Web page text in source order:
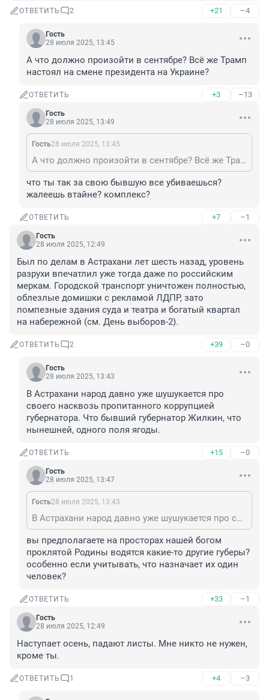
ОТВЕТИТЬ 2 +21 –4
Гость
28 июля 2025, 13:45
А что должно произойти в сентябре? Всё же Трамп
настоял на смене президента на Украине?
ОТВЕТИТЬ +3 –13
Гость
28 июля 2025, 13:49
Гость28 июля 2025, 13:45
А что должно произойти в сентябре? Всё же Трамп настоял на смене президента на Украине?
что ты так за свою бывшую все убиваешься?
жалеешь втайне? комплекс?
ОТВЕТИТЬ +7 –1
Гость
28 июля 2025, 12:49
Был по делам в Астрахани лет шесть назад, уровень
разрухи впечатлил уже тогда даже по российским
меркам. Городской транспорт уничтожен полностью,
облезлые домишки с рекламой ЛДПР, зато
помпезные здания суда и театра и богатый квартал
на набережной (см. День выборов-2).
ОТВЕТИТЬ 2 +39 –0
Гость
28 июля 2025, 13:43
В Астрахани народ давно уже шушукается про
своего насквозь пропитанного коррупцией
губернатора. Что бывший губернатор Жилкин, что
нынешней, одного поля ягоды.
ОТВЕТИТЬ +15 –0
Гость
28 июля 2025, 13:47
Гость28 июля 2025, 13:43
В Астрахани народ давно уже шушукается про своего насквозь пропитанного коррупцией губернатора. Что бывший губернатор Жилкин, что нынешней, одного поля ягоды.
вы предполагаете на просторах нашей богом
проклятой Родины водятся какие-то другие губеры?
особенно если учитывать, что назначает их один
человек?
ОТВЕТИТЬ +33 –1
Гость
28 июля 2025, 12:49
Наступает осень, падают листы. Мне никто не нужен,
кроме ты.
ОТВЕТИТЬ 1 +4 –3